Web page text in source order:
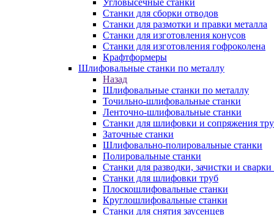
Угловысечные станки
Станки для сборки отводов
Станки для размотки и правки металла
Станки для изготовления конусов
Станки для изготовления гофроколена
Крафтформеры
Шлифовальные станки по металлу
Назад
Шлифовальные станки по металлу
Точильно-шлифовальные станки
Ленточно-шлифовальные станки
Станки для шлифовки и сопряжения
Заточные станки
Шлифовально-полировальные станки
Полировальные станки
Станки для разводки, зачистки и сварки
Станки для шлифовки труб
Плоскошлифовальные станки
Круглошлифовальные станки
Станки для снятия заусенцев